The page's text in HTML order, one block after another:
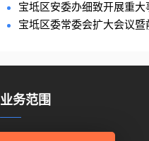
宝坻区安委办细致开展重
宝坻区委常委会扩大会议
业务范围